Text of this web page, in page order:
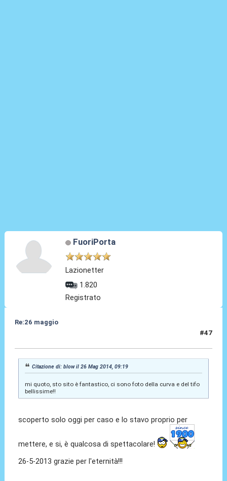
FuoriPorta
Lazionetter
1.820
Registrato
Re:26 maggio
#47
Citazione di: blow il 26 Mag 2014, 09:19
mi quoto, sto sito è fantastico, ci sono foto della curva e del tifo
bellissime!!
scoperto solo oggi per caso e lo stavo proprio per
mettere, e si, è qualcosa di spettacolare!
26-5-2013 grazie per l'eternità!!!